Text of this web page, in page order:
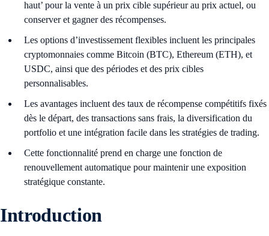
haut’ pour la vente à un prix cible supérieur au prix actuel, ou
conserver et gagner des récompenses.
Les options d’investissement flexibles incluent les principales
cryptomonnaies comme Bitcoin (BTC), Ethereum (ETH), et
USDC, ainsi que des périodes et des prix cibles
personnalisables.
Les avantages incluent des taux de récompense compétitifs fixés
dès le départ, des transactions sans frais, la diversification du
portfolio et une intégration facile dans les stratégies de trading.
Cette fonctionnalité prend en charge une fonction de
renouvellement automatique pour maintenir une exposition
stratégique constante.
Introduction